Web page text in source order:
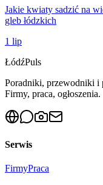
Jakie kwiaty sadzić na
gleb łódzkich
1 lip
ŁódźPuls
Poradniki, przewodniki
Firmy, praca, ogłoszenia.
Serwis
FirmyPraca